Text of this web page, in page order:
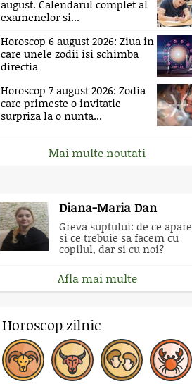
august. Calendarul complet al
examenelor si...
Horoscop 6 august 2026: Ziua in
care unele zodii isi schimba
directia
Horoscop 7 august 2026: Zodia
care primeste o invitatie
surpriza la o nunta...
Mai multe noutati
Diana-Maria Dan
Greva suptului: de ce apare
si ce trebuie sa facem cu
copilul, dar si cu noi?
Afla mai multe
Horoscop zilnic